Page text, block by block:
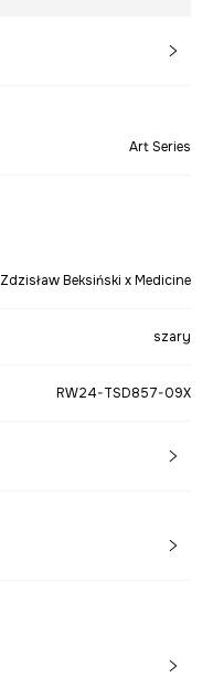
Art Series
Zdzisław Beksiński x Medicine
szary
RW24-TSD857-09X